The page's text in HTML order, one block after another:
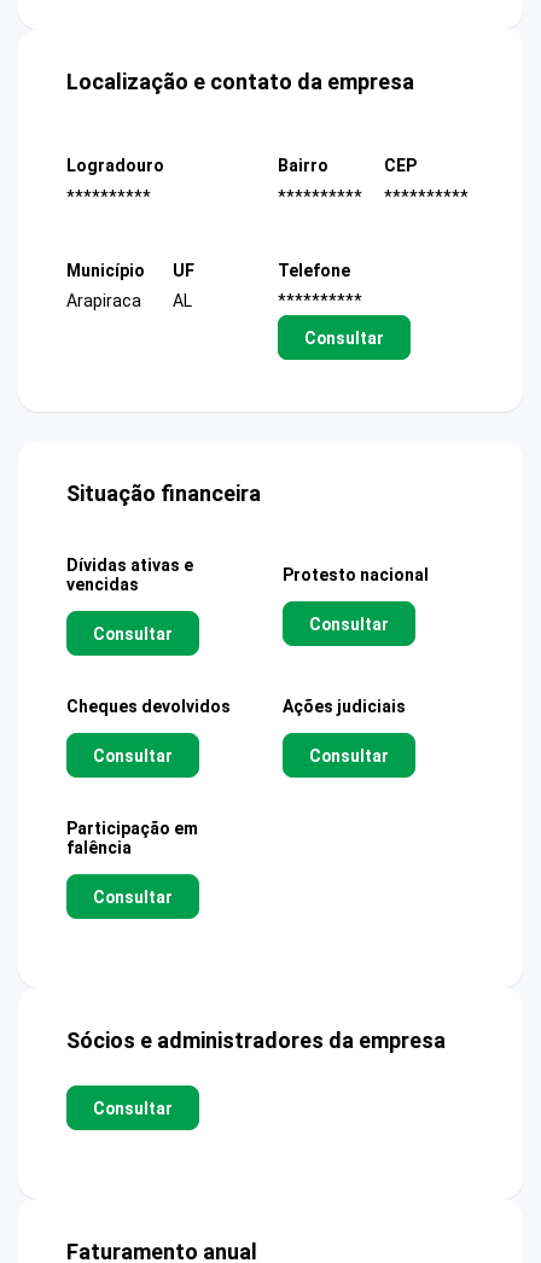
Localização e contato da empresa
Logradouro
**********
Bairro
**********
CEP
**********
Município
Arapiraca
UF
AL
Telefone
**********
Consultar
Situação financeira
Dívidas ativas e
vencidas
Consultar
Protesto nacional
Consultar
Cheques devolvidos
Consultar
Ações judiciais
Consultar
Participação em
falência
Consultar
Sócios e administradores da empresa
Consultar
Faturamento anual